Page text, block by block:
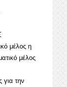
μέλος η
μέλος
για την